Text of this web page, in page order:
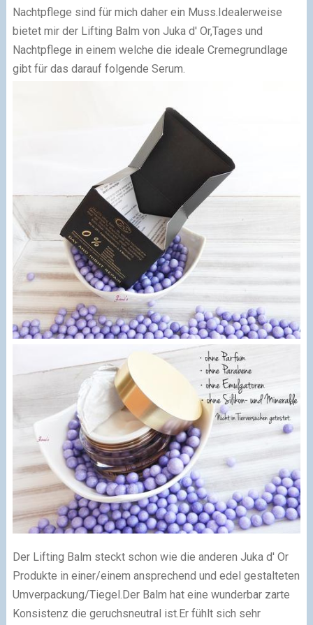
Nachtpflege sind für mich daher ein Muss.Idealerweise
bietet mir der Lifting Balm von Juka d' Or,Tages und
Nachtpflege in einem welche die ideale Cremegrundlage
gibt für das darauf folgende Serum.
Der Lifting Balm steckt schon wie die anderen Juka d' Or
Produkte in einer/einem ansprechend und edel gestalteten
Umverpackung/Tiegel.Der Balm hat eine wunderbar zarte
Konsistenz die geruchsneutral ist.Er fühlt sich sehr